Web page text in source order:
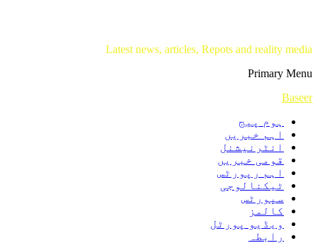
Latest news, articles, Repots and reality media
Primary Menu
Baseer
ہوم پیج
اہم خبریں
انٹرنیشنل
قومی خبریں
اہم رپورٹس
ٹیکنالوجی
سپورٹس
کالمز
ویڈیو پورٹل
رابطہ